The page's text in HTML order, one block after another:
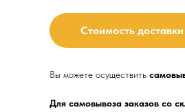
Стоимость доставки
Вы можете осуществить
Для самовывоза заказов со